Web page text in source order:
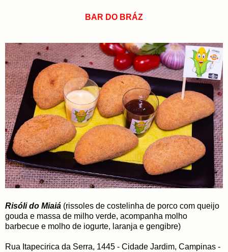
BAR DO BRÁZ
Risóli do Miaiá (rissoles de costelinha de porco com queijo
gouda e massa de milho verde, acompanha molho
barbecue e molho de iogurte, laranja e gengibre)
Rua Itapecirica da Serra, 1445 - Cidade Jardim, Campinas -